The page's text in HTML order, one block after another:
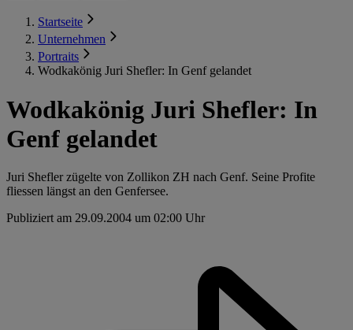
Startseite
Unternehmen
Portraits
Wodkakönig Juri Shefler: In Genf gelandet
Wodkakönig Juri Shefler: In
Genf gelandet
Juri Shefler zügelte von Zollikon ZH nach Genf. Seine Profite
fliessen längst an den Genfersee.
Publiziert am 29.09.2004 um 02:00 Uhr